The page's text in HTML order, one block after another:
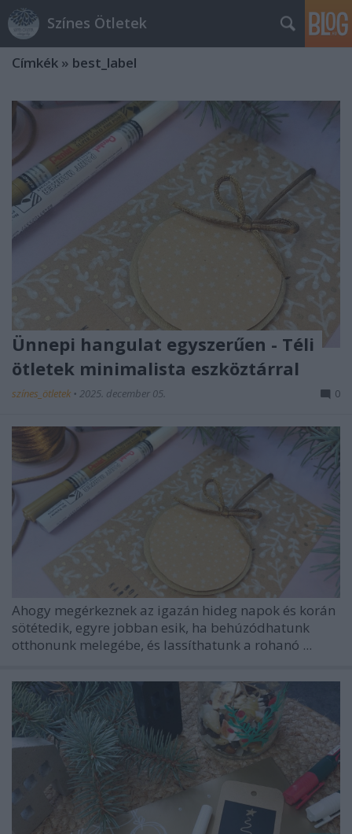
Színes Ötletek
Címkék » best_label
Ünnepi hangulat egyszerűen - Téli
ötletek minimalista eszköztárral
színes_ötletek • 2025. december 05. 0
Ahogy megérkeznek az igazán hideg napok és korán
sötétedik, egyre jobban esik, ha behúzódhatunk
otthonunk melegébe, és lassíthatunk a rohanó ...